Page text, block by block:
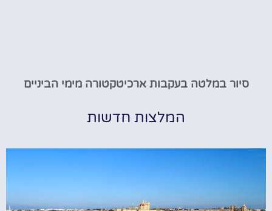
סיור במלטה בעקבות ארכיטקטורה מימי הביניים
המלצות חדשות